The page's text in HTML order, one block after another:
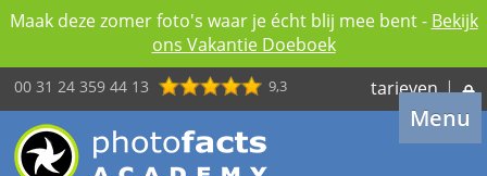
Maak deze zomer foto's waar je écht blij mee bent - Bekijk
ons Vakantie Doeboek
00 31 24 359 44 13 9,3 tarieven |
Menu